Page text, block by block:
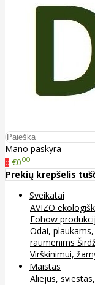
Mano paskyra
0 €000
Prekių krepšelis
Sveikatai
AVIZO
Fohow
Odai,
raumenims
Virškinimui,
Maistas
Aliejus,